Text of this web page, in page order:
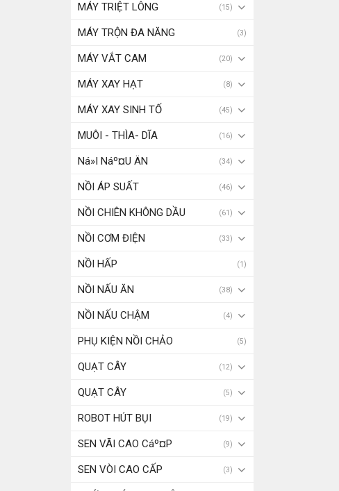
MÁY TRIỆT LÔNG (15)
MÁY TRỘN ĐA NĂNG (3)
MÁY VẮT CAM (20)
MÁY XAY HẠT (8)
MÁY XAY SINH TỐ (45)
MUÔI - THÌA- DĨA (16)
Ná»I Náº¤U ÄN (34)
NỒI ÁP SUẤT (46)
NỒI CHIÊN KHÔNG DẦU (61)
NỒI CƠM ĐIỆN (33)
NỒI HẤP (1)
NỒI NẤU ĂN (38)
NỒI NẤU CHẬM (4)
PHỤ KIỆN NỒI CHẢO (5)
QUẠT CÂY (12)
QUẠT CÂY (5)
ROBOT HÚT BỤI (19)
SEN VÃI CAO Cáº¤P (9)
SEN VÒI CAO CẤP (3)